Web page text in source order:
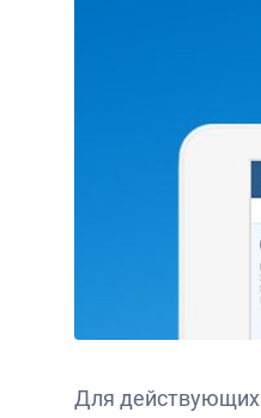
Для действующих